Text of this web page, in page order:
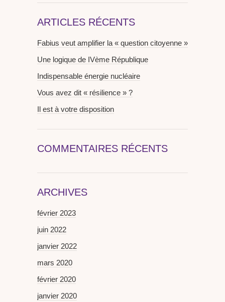
ARTICLES RÉCENTS
Fabius veut amplifier la « question citoyenne »
Une logique de IVème République
Indispensable énergie nucléaire
Vous avez dit « résilience » ?
Il est à votre disposition
COMMENTAIRES RÉCENTS
ARCHIVES
février 2023
juin 2022
janvier 2022
mars 2020
février 2020
janvier 2020